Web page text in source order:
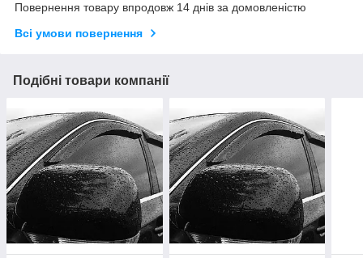
Повернення товару впродовж 14 днів за домовленістю
Всі умови повернення
Подібні товари компанії